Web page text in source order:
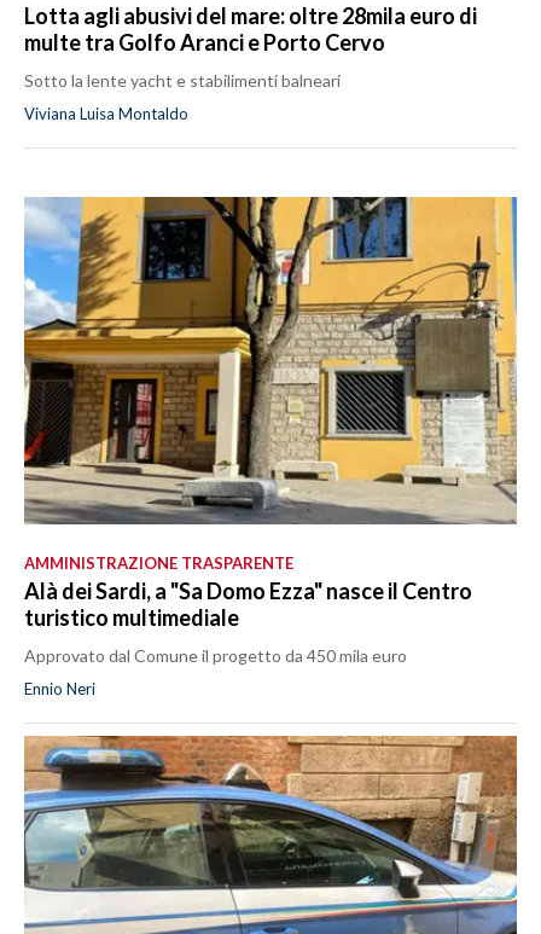
Lotta agli abusivi del mare: oltre 28mila euro di
multe tra Golfo Aranci e Porto Cervo
Sotto la lente yacht e stabilimenti balneari
Viviana Luisa Montaldo
AMMINISTRAZIONE TRASPARENTE
Alà dei Sardi, a "Sa Domo Ezza" nasce il Centro
turistico multimediale
Approvato dal Comune il progetto da 450 mila euro
Ennio Neri